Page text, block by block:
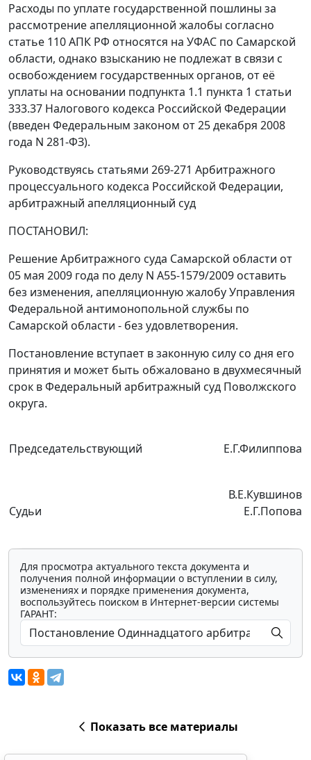
Расходы по уплате государственной пошлины за
рассмотрение апелляционной жалобы согласно
статье 110АПК РФ относятся на УФАС по Самарской
области, однако взысканию не подлежат в связи с
освобождением государственных органов, от её
уплаты на основании подпункта 1.1 пункта 1 статьи
333.37 Налогового кодекса Российской Федерации
(введен Федеральным законом от 25 декабря 2008
года N 281-ФЗ).
Руководствуясь статьями 269-271 Арбитражного
процессуального кодекса Российской Федерации,
арбитражный апелляционный суд
ПОСТАНОВИЛ:
Решение Арбитражного суда Самарской области от
05 мая 2009 года по делу N А55-1579/2009 оставить
без изменения, апелляционную жалобу Управления
Федеральной антимонопольной службы по
Самарской области - без удовлетворения.
Постановление вступает в законную силу со дня его
принятия и может быть обжаловано в двухмесячный
срок в Федеральный арбитражный суд Поволжского
округа.
Председательствующий Е.Г.Филиппова
Судьи
В.Е.Кувшинов
Е.Г.Попова
Для просмотра актуального текста документа и
получения полной информации о вступлении в силу,
изменениях и порядке применения документа,
воспользуйтесь поиском в Интернет-версии системы
ГАРАНТ:
Показать все материалы